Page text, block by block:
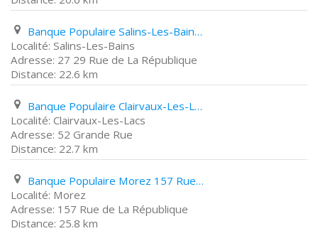
Banque Populaire Salins-Les-Bains 27 29 Rue de La République
Salins-Les-Bains
27 29 Rue de La République
22.6 km
Banque Populaire Clairvaux-Les-Lacs 52 Grande Rue
Clairvaux-Les-Lacs
52 Grande Rue
22.7 km
Banque Populaire Morez 157 Rue de La République
Morez
157 Rue de La République
25.8 km